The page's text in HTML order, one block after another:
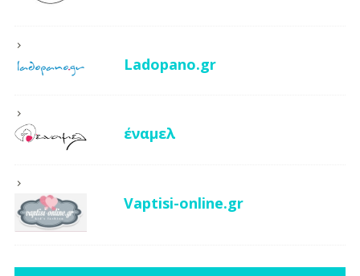
Ladopano.gr
έναμελ
Vaptisi-online.gr